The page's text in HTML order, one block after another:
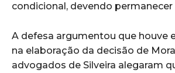
condicional, devendo permanecer
A defesa argumentou que houve
na elaboração da decisão de
advogados de Silveira alegaram